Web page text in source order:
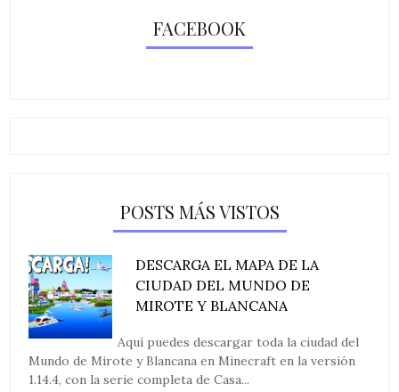
FACEBOOK
POSTS MÁS VISTOS
DESCARGA EL MAPA DE LA
CIUDAD DEL MUNDO DE
MIROTE Y BLANCANA
Aquí puedes descargar toda la ciudad del
Mundo de Mirote y Blancana en Minecraft en la versión
1.14.4, con la serie completa de Casa...